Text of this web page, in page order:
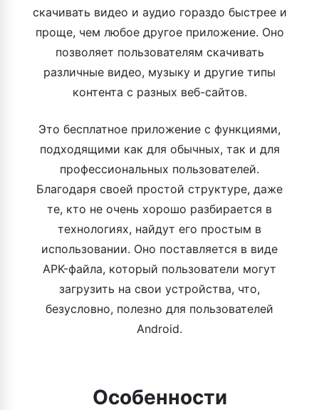
скачивать видео и аудио гораздо быстрее и
проще, чем любое другое приложение. Оно
позволяет пользователям скачивать
различные видео, музыку и другие типы
контента с разных веб-сайтов.
Это бесплатное приложение с функциями,
подходящими как для обычных, так и для
профессиональных пользователей.
Благодаря своей простой структуре, даже
те, кто не очень хорошо разбирается в
технологиях, найдут его простым в
использовании. Оно поставляется в виде
APK-файла, который пользователи могут
загрузить на свои устройства, что,
безусловно, полезно для пользователей
Android.
Особенности